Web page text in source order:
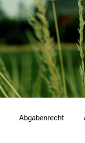
Abgabenrecht